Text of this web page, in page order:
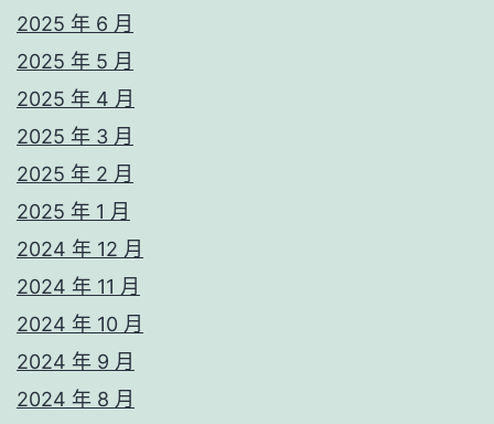
2025 年 6 月
2025 年 5 月
2025 年 4 月
2025 年 3 月
2025 年 2 月
2025 年 1 月
2024 年 12 月
2024 年 11 月
2024 年 10 月
2024 年 9 月
2024 年 8 月